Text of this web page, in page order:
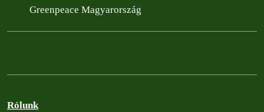
Greenpeace Magyarország
Rólunk